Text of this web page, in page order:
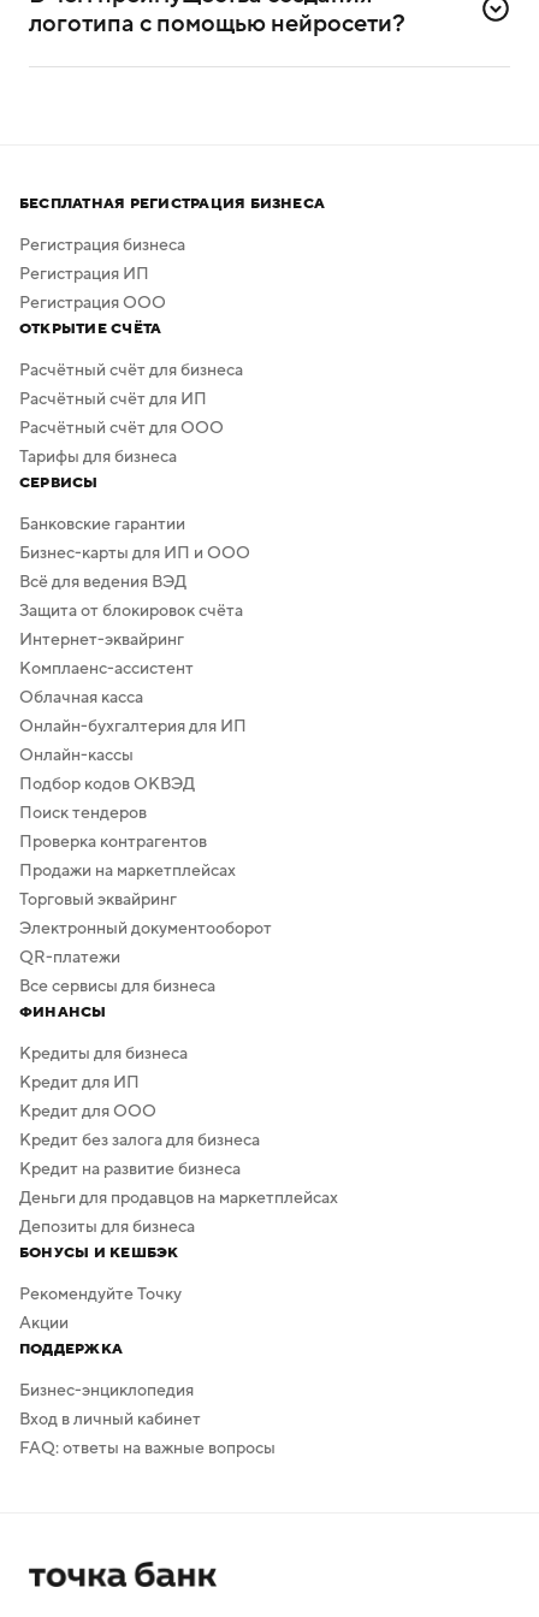
самостоятельного создания логотипов.
логотипа с помощью нейросети?
а скачать результат можно бесплатно в высоком
качестве. Дополнительная обработка не нужна —
в сервисе предусмотрено скачивание логотипа без
фона.
БЕСПЛАТНАЯ РЕГИСТРАЦИЯ БИЗНЕСА
Регистрация бизнеса
Регистрация ИП
Регистрация ООО
ОТКРЫТИЕ СЧЁТА
Расчётный счёт для бизнеса
Расчётный счёт для ИП
Расчётный счёт для ООО
Тарифы для бизнеса
СЕРВИСЫ
Банковские гарантии
Бизнес-карты для ИП и ООО
Всё для ведения ВЭД
Защита от блокировок счёта
Интернет-эквайринг
Комплаенс-ассистент
Облачная касса
Онлайн-бухгалтерия для ИП
Онлайн-кассы
Подбор кодов ОКВЭД
Поиск тендеров
Проверка контрагентов
Продажи на маркетплейсах
Торговый эквайринг
Электронный документооборот
QR-платежи
Все сервисы для бизнеса
ФИНАНСЫ
Кредиты для бизнеса
Кредит для ИП
Кредит для ООО
Кредит без залога для бизнеса
Кредит на развитие бизнеса
Деньги для продавцов на маркетплейсах
Депозиты для бизнеса
БОНУСЫ И КЕШБЭК
Рекомендуйте Точку
Акции
ПОДДЕРЖКА
Бизнес-энциклопедия
Вход в личный кабинет
FAQ: ответы на важные вопросы